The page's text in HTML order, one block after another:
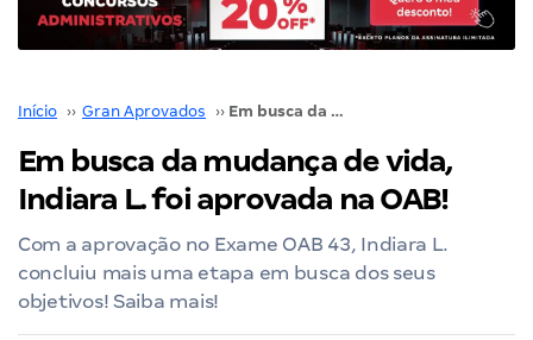
Início ›› Gran Aprovados ›› Em busca da mudança de vida, Indiara L. foi aprovada na OAB!
Em busca da mudança de vida,
Indiara L. foi aprovada na OAB!
Com a aprovação no Exame OAB 43, Indiara L.
concluiu mais uma etapa em busca dos seus
objetivos! Saiba mais!